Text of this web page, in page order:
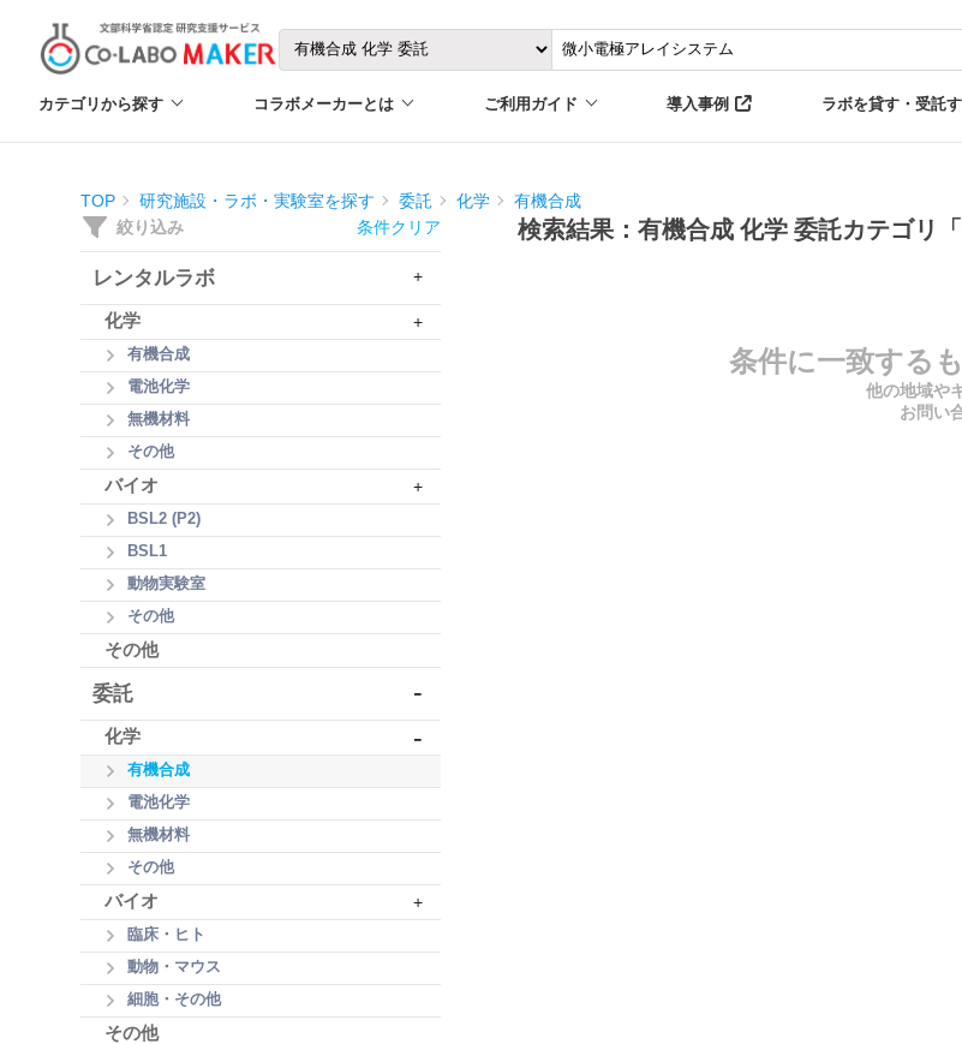
カテゴリから探す コラボメーカーとは ご利用ガイド 導入事例 ラボを貸す・受託
TOP 研究施設・ラボ・実験室を探す 委託 化学 有機合成
絞り込み 条件クリア
レンタルラボ +
化学 +
有機合成
電池化学
無機材料
その他
バイオ +
BSL2 (P2)
BSL1
動物実験室
その他
その他
委託 -
化学 -
有機合成
電池化学
無機材料
その他
バイオ +
臨床・ヒト
動物・マウス
細胞・その他
その他
検索結果：有機合成 化学 委託カテゴリ
条件に一致する
他の地域や
お問い